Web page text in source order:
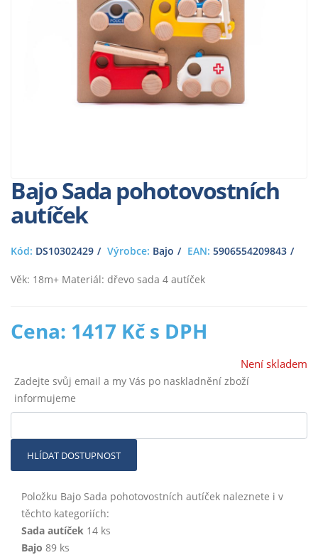
Bajo Sada pohotovostních
autíček
Kód: DS10302429 Výrobce: Bajo EAN: 5906554209843
Věk: 18m+ Materiál: dřevo sada 4 autíček
Cena: 1417 Kč s DPH
Není skladem
Zadejte svůj email a my Vás po naskladnění zboží
informujeme
HLÍDAT DOSTUPNOST
Položku Bajo Sada pohotovostních autíček naleznete i v
těchto kategoriích:
Sada autíček 14 ks
Bajo 89 ks